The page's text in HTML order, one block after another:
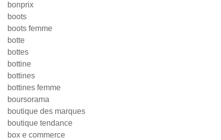
bonprix
boots
boots femme
botte
bottes
bottine
bottines
bottines femme
boursorama
boutique des marques
boutique tendance
box e commerce